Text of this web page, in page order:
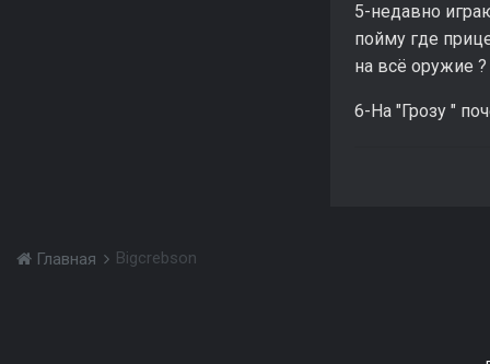
5-недавно
пойму где
на всё оружие
6-На "Грозу "
Главная Bigcrebson